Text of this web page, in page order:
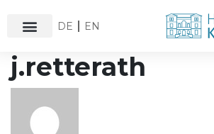
DE EN
j.retterath